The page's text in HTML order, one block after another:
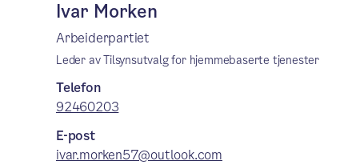
Ivar Morken
Arbeiderpartiet
Leder av Tilsynsutvalg for hjemmebaserte tjenester
Telefon
92460203
E-post
ivar.morken57@outlook.com